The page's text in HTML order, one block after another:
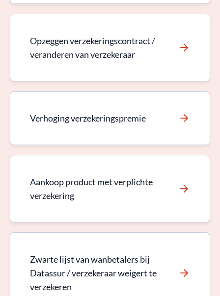
Opzeggen verzekeringscontract /
veranderen van verzekeraar
Verhoging verzekeringspremie
Aankoop product met verplichte
verzekering
Zwarte lijst van wanbetalers bij
Datassur / verzekeraar weigert te
verzekeren